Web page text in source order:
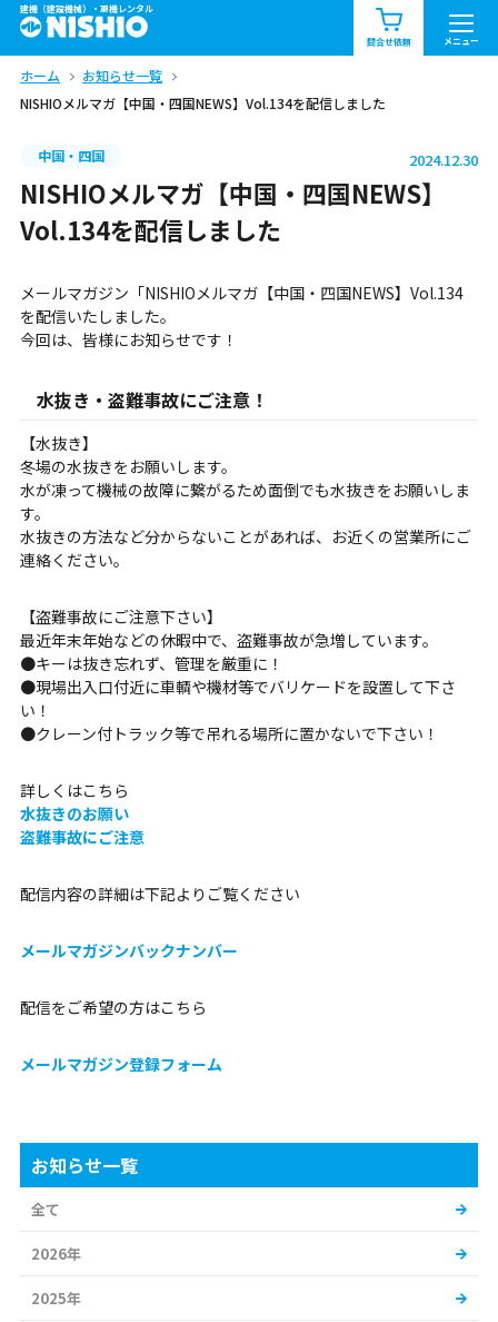
建機（建設機械）・重機レンタル
問合せ依頼 メニュー
商品一覧 お知らせ一覧
問合せ依頼リスト
北海道 東北 関東
中部 関西
九州・沖縄（外部）
ホーム
お知らせ一覧
NISHIOメルマガ【中国・四国NEWS】Vol.134を配信しました
中国・四国 2024.12.30
NISHIOメルマガ【中国・四国NEWS】
Vol.134を配信しました
メールマガジン「NISHIOメルマガ【中国・四国NEWS】Vol.134
を配信いたしました。
今回は、皆様にお知らせです！
水抜き・盗難事故にご注意！
【水抜き】
冬場の水抜きをお願いします。
水が凍って機械の故障に繋がるため面倒でも水抜きをお願いしま
す。
水抜きの方法など分からないことがあれば、お近くの営業所にご
連絡ください。
【盗難事故にご注意下さい】
最近年末年始などの休暇中で、盗難事故が急増しています。
●キーは抜き忘れず、管理を厳重に！
●現場出入口付近に車輌や機材等でバリケードを設置して下さ
い！
●クレーン付トラック等で吊れる場所に置かないで下さい！
詳しくはこちら
水抜きのお願い
盗難事故にご注意
配信内容の詳細は下記よりご覧ください
メールマガジンバックナンバー
配信をご希望の方はこちら
メールマガジン登録フォーム
お知らせ一覧
全て
2026年
2025年